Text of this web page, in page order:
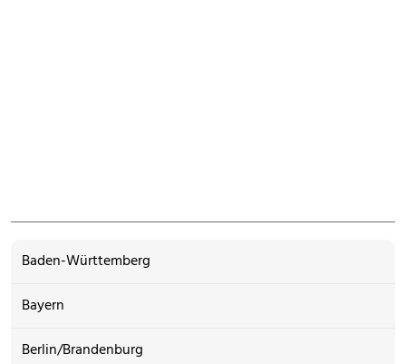
Baden-Württemberg
Bayern
Berlin/Brandenburg